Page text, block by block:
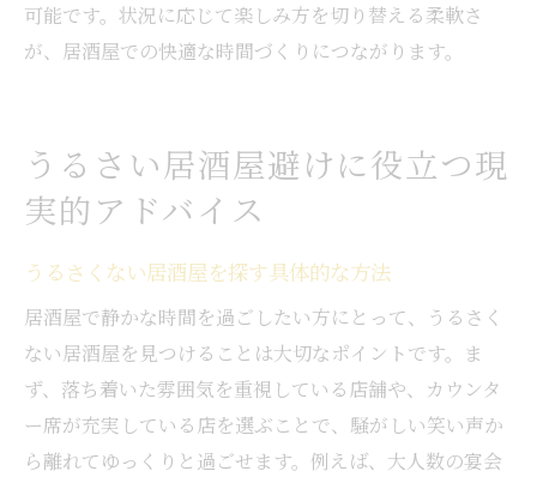
可能です。状況に応じて楽しみ方を切り替える柔軟さ
が、居酒屋での快適な時間づくりにつながります。
うるさい居酒屋避けに役立つ現
実的アドバイス
うるさくない居酒屋を探す具体的な方法
居酒屋で静かな時間を過ごしたい方にとって、うるさく
ない居酒屋を見つけることは大切なポイントです。ま
ず、落ち着いた雰囲気を重視している店舗や、カウンタ
ー席が充実している店を選ぶことで、騒がしい笑い声か
ら離れてゆっくりと過ごせます。例えば、大人数の宴会